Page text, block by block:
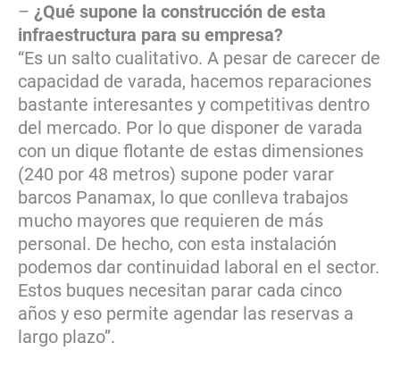
– ¿Qué supone la construcción de esta
infraestructura para su empresa?
“Es un salto cualitativo. A pesar de carecer de
capacidad de varada, hacemos reparaciones
bastante interesantes y competitivas dentro
del mercado. Por lo que disponer de varada
con un dique flotante de estas dimensiones
(240 por 48 metros) supone poder varar
barcos Panamax, lo que conlleva trabajos
mucho mayores que requieren de más
personal. De hecho, con esta instalación
podemos dar continuidad laboral en el sector.
Estos buques necesitan parar cada cinco
años y eso permite agendar las reservas a
largo plazo”.